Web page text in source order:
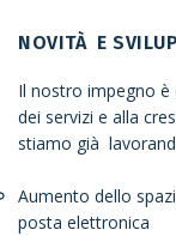
NOVITÀ E
Il nostro impegno
dei servizi e alla
stiamo già
Aumento dello
posta elettronica